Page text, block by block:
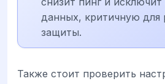
данных, критичную для
защиты.
Также стоит проверить